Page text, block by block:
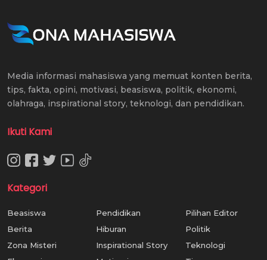
Media informasi mahasiswa yang memuat konten berita,
tips, fakta, opini, motivasi, beasiswa, politik, ekonomi,
olahraga, inspirational story, teknologi, dan pendidikan.
Ikuti Kami
Kategori
Beasiswa
Berita
Zona Misteri
Pendidikan
Hiburan
Inspirational Story
Pilihan Editor
Politik
Teknologi